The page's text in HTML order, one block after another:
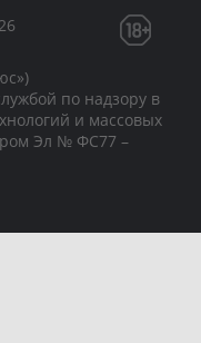
по надзору в
и массовых
Эл № ФС77 –